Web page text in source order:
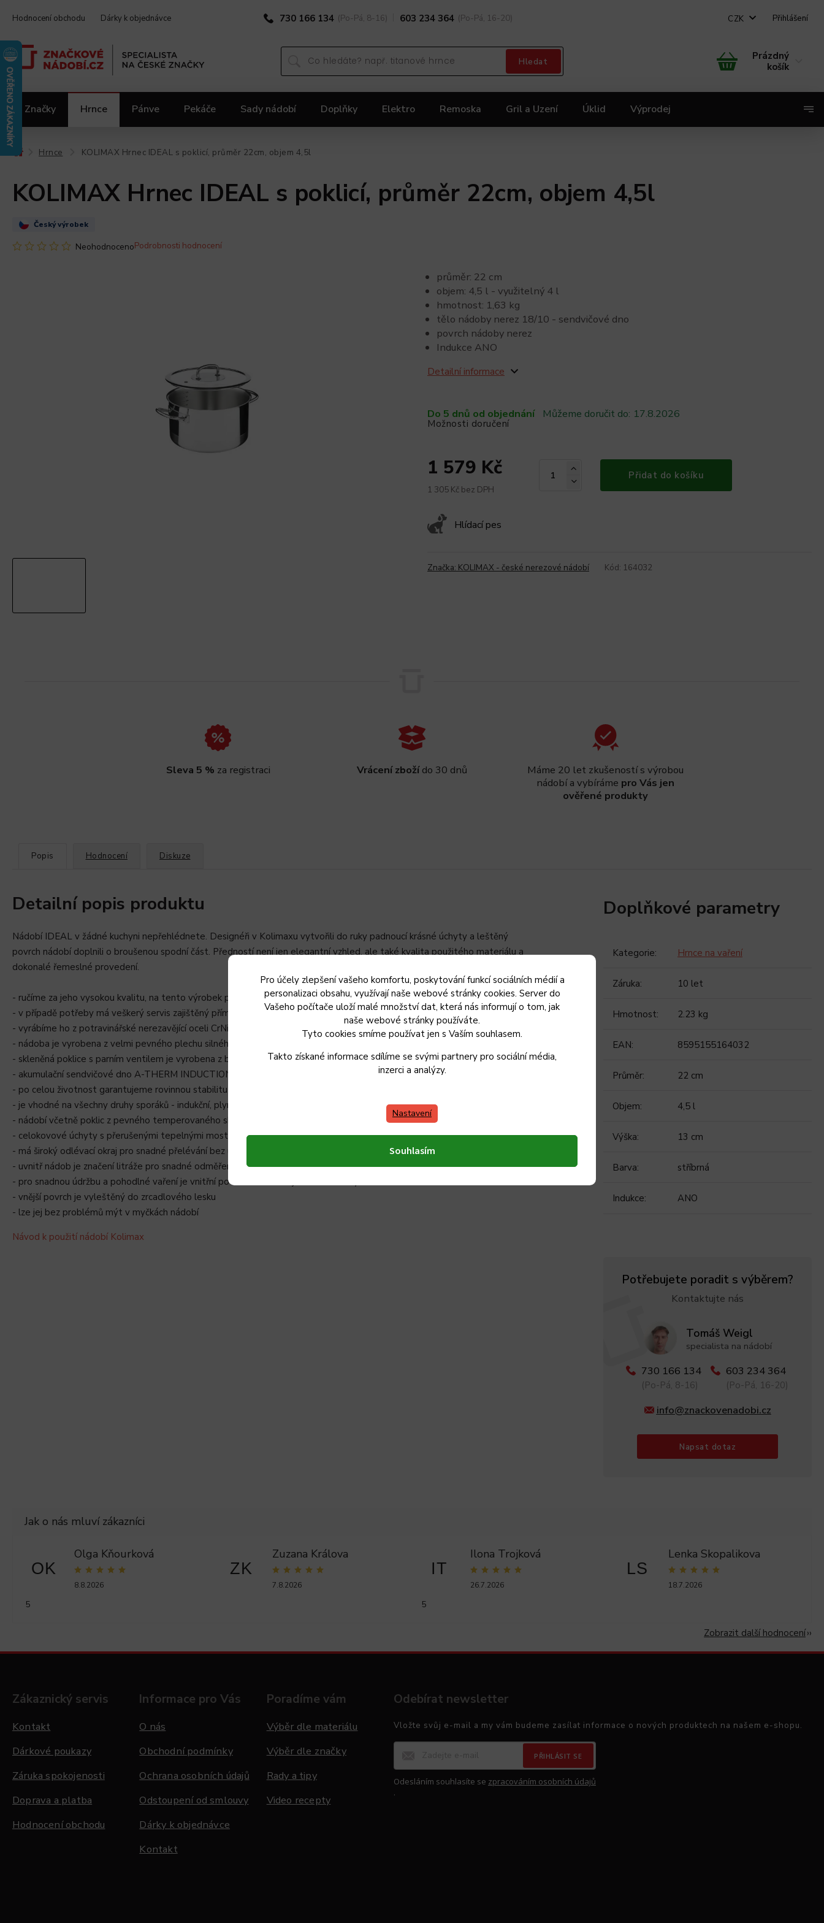
Pro účely zlepšení vašeho komfortu, poskytování funkcí sociálních médií a
personalizaci obsahu, využívají naše webové stránky cookies. Server do
Vašeho počítače uloží malé množství dat, která nás informují o tom, jak
naše webové stránky používáte.
Tyto cookies smíme používat jen s Vaším souhlasem.
Takto získané informace sdílíme se svými partnery pro sociální média,
inzerci a analýzy.
Nastavení
Souhlasím
730 166 134 (Po-Pá, 8-16) 603 234 364 (Po-Pá, 16-20)
Hodnocení obchodu Dárky k objednávce CZK Přihlášení
Hledat
Prázdný
košík
Značky Hrnce Pánve Pekáče Sady nádobí Doplňky Elektro Remoska Gril a Uzení Úklid Výprodej
Hrnce KOLIMAX Hrnec IDEAL s poklicí, průměr 22cm, objem 4,5l
KOLIMAX Hrnec IDEAL s poklicí, průměr 22cm, objem 4,5l
Český výrobek
NeohodnocenoPodrobnosti hodnocení
Do 5 dnů od objednání Můžeme doručit do: 17.8.2026
Možnosti doručení
1 579 Kč
1 305 Kč bez DPH
Přidat do košíku
Hlídací pes
průměr: 22 cm
objem: 4,5 l - využitelný 4 l
hmotnost: 1,63 kg
tělo nádoby nerez 18/10 - sendvičové dno
povrch nádoby nerez
Indukce ANO
Detailní informace
Značka: KOLIMAX - české nerezové nádobí Kód: 164032
Sleva 5 % za registraci Vrácení zbožído 30 dnů
Máme 20 let zkušeností s výrobou
nádobí a vybíráme pro Vás jen
ověřené produkty
Popis Hodnocení Diskuze
Detailní popis produktu
Nádobí IDEAL v žádné kuchyni nepřehlédnete. Designéři v Kolimaxu vytvořili do ruky padnoucí krásné úchyty a leštěný
povrch nádobí doplnili o broušenou spodní část. Předností není jen elegantní vzhled, ale také kvalita použitého materiálu a
dokonalé řemeslné provedení.
- ručíme za jeho vysokou kvalitu, na tento výrobek poskytujeme prodlouženou záruku 10 let
- v případě potřeby má veškerý servis zajištěný přímo u výrobce v české republice
- vyrábíme ho z potravinářské nerezavějící oceli CrNi18/10 pro 100% zdravotní nezávadnost
- nádoba je vyrobena z velmi pevného plechu silného 0,8 mm
- skleněná poklice s parním ventilem je vyrobena z bezpečnostního temperovaného skla
- akumulační sendvičové dno A-THERM INDUCTION uspoří energii při vaření
- po celou životnost garantujeme rovinnou stabilitu dna pro bezztrátový přenos tepla
- je vhodné na všechny druhy sporáků - indukční, plynové, elektrické a sklokeramické
- nádobí včetně poklic z pevného temperovaného skla můžete použít v troubě až do 300°C
- celokovové úchyty s přerušenými tepelnými mosty
- má široký odlévací okraj pro snadné přelévání bez ukapávání a zašpinění nádoby
- uvnitř nádob je značení litráže pro snadné odměření objemu
- pro snadnou údržbu a pohodlné vaření je vnitřní povrch nádobí 3x jemně broušený
- vnější povrch je vyleštěný do zrcadlového lesku
- lze jej bez problémů mýt v myčkách nádobí
Návod k použití nádobí Kolimax
Doplňkové parametry
Kategorie: Hrnce na vaření
Záruka: 10 let
Hmotnost: 2.23 kg
EAN: 8595155164032
Průměr: 22 cm
Objem: 4,5 l
Výška: 13 cm
Barva: stříbrná
Indukce: ANO
Potřebujete poradit s výběrem?
Kontaktujte nás
Tomáš Weigl
specialista na nádobí
730 166 134
(Po-Pá, 8-16)
603 234 364
(Po-Pá, 16-20)
info@znackovenadobi.cz
Napsat dotaz
OK
Olga Kňourková
8.8.2026
5
ZK
Zuzana Králova
7.8.2026
IT
Ilona Trojková
26.7.2026
5
LS
Lenka Skopalikova
18.7.2026
Zobrazit další hodnocení
Zákaznický servis
Kontakt
Dárkové poukazy
Záruka spokojenosti
Doprava a platba
Hodnocení obchodu
Informace pro Vás
O nás
Obchodní podmínky
Ochrana osobních údajů
Odstoupení od smlouvy
Dárky k objednávce
Kontakt
Poradíme vám
Výběr dle materiálu
Výběr dle značky
Rady a tipy
Video recepty
Odebírat newsletter
Vložte svůj e-mail a my vám budeme zasílat informace o nových produktech na našem e-shopu.
PŘIHLÁSIT SE
Odesláním souhlasíte se zpracováním osobních údajů
.